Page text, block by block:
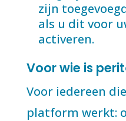
zijn
als u dit voor
activeren.
Voor wie is
Voor iedereen
platform werkt: